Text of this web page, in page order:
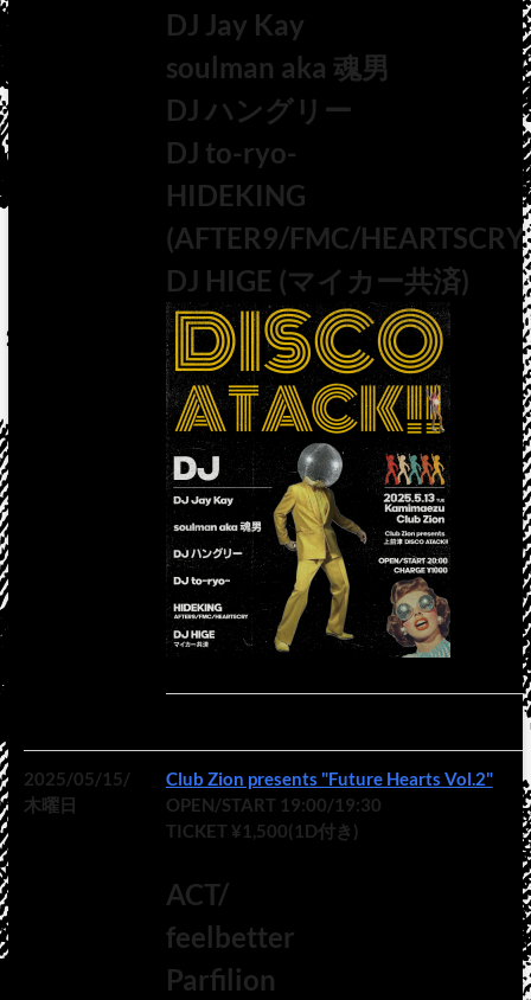
DJ Jay Kay
soulman aka 魂男
DJ ハングリー
DJ to-ryo-
HIDEKING
(AFTER9/FMC/
DJ HIGE (マイカー共済)
2025/05/15/
木曜日
Club Zion presents "Future Hearts Vol.2"
OPEN/START 19:00/19:30
TICKET ¥1,500(1D付き)
ACT/
feelbetter
Parfilion